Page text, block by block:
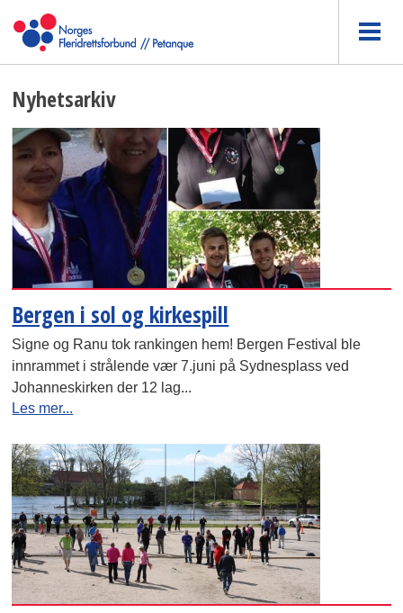
Nyhetsarkiv
Bergen i sol og kirkespill
Signe og Ranu tok rankingen hem! Bergen Festival ble
innrammet i strålende vær 7.juni på Sydnesplass ved
Johanneskirken der 12 lag...
Les mer...